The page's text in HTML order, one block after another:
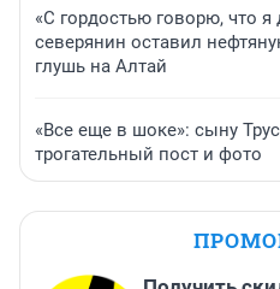
«С гордостью говорю, что я
северянин оставил
глушь на Алтай
«Все еще в шоке»: сыну
трогательный пост и фото